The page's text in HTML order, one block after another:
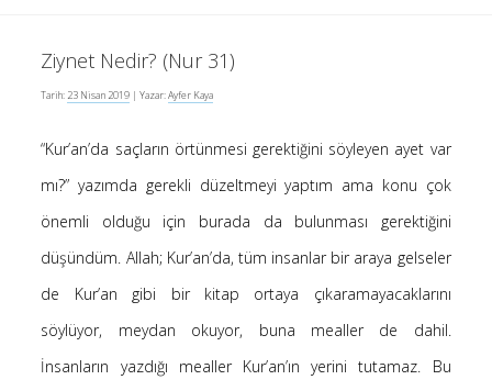
Ziynet Nedir? (Nur 31)
Tarih: 23 Nisan 2019 | Yazar:Ayfer Kaya
“Kur’an’da saçların örtünmesi gerektiğini söyleyen ayet var
mı?” yazımda gerekli düzeltmeyi yaptım ama konu çok
önemli olduğu için burada da bulunması gerektiğini
düşündüm. Allah; Kur’an’da, tüm insanlar bir araya gelseler
de Kur’an gibi bir kitap ortaya çıkaramayacaklarını
söylüyor, meydan okuyor, buna mealler de dahil.
İnsanların yazdığı mealler Kur’an’ın yerini tutamaz. Bu